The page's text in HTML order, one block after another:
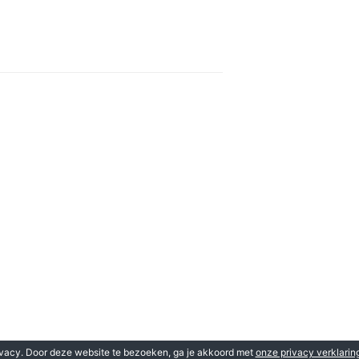
Door deze website te bezoeken, ga je akkoord met onze privacy